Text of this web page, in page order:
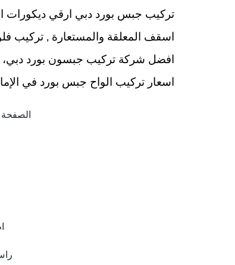
تركيب جبس بورد دبي ارقي ديكورات
اسقف المعلقة والمستعارة , تركيب
افضل شركة تركيب جبسون بورد
اسعار تركيب الواح جبس بورد في
الصفحة